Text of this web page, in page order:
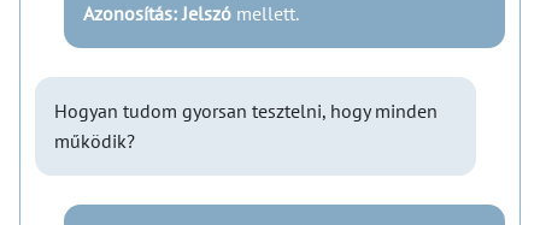
Azonosítás: Jelszó mellett.
Hogyan tudom gyorsan tesztelni, hogy minden
működik?